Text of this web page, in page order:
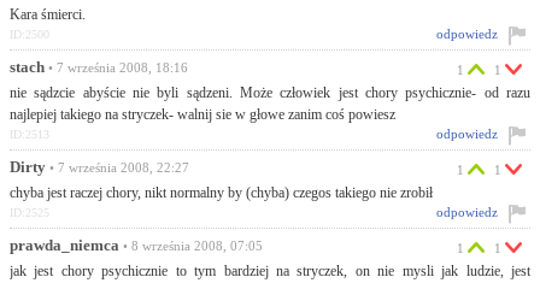
Kara śmierci.
odpowiedz
ID:2500
stach • 7 września 2008, 18:16
nie sądzcie abyście nie byli sądzeni. Może człowiek jest chory psychicznie- od razu
najlepiej takiego na stryczek- walnij sie w głowe zanim coś powiesz
1 1
odpowiedz
ID:2513
Dirty • 7 września 2008, 22:27
chyba jest raczej chory, nikt normalny by (chyba) czegos takiego nie zrobił
1 1
odpowiedz
ID:2525
prawda_niemca • 8 września 2008, 07:05
jak jest chory psychicznie to tym bardziej na stryczek, on nie mysli jak ludzie, jest
1 1